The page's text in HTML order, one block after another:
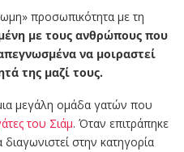
προσωπικότητα με τη
με τους ανθρώπους που
να μοιραστεί
της μαζί τους.
μεγάλη ομάδα γατών που
του Σιάμ. Όταν επιτράπηκε
στην κατηγορία